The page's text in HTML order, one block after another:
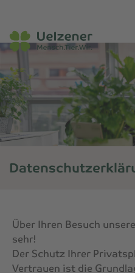
Über Ihren Besuch
sehr!
Der Schutz Ihrer
Vertrauen ist die